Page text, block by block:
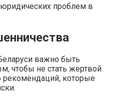
проблем в
важно быть
чтобы не стать жертвой
которые